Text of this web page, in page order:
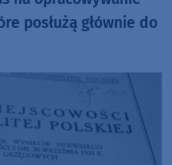
posłużą głównie do